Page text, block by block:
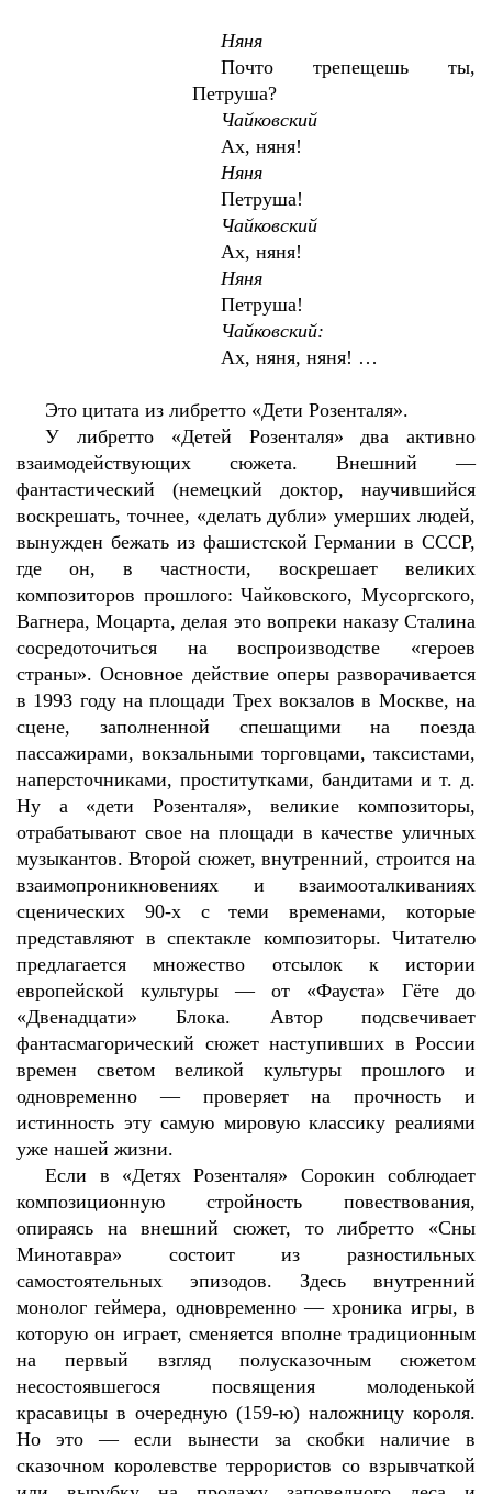
Няня
Почто трепещешь ты,
Петруша?
Чайковский
Ах, няня!
Няня
Петруша!
Чайковский
Ах, няня!
Няня
Петруша!
Чайковский:
Ах, няня, няня! …
Это цитата из либретто «Дети Розенталя».
У либретто «Детей Розенталя» два активно
взаимодействующих сюжета. Внешний —
фантастический (немецкий доктор, научившийся
воскрешать, точнее, «делать дубли» умерших людей,
вынужден бежать из фашистской Германии в СССР,
где он, в частности, воскрешает великих
композиторов прошлого: Чайковского, Мусоргского,
Вагнера, Моцарта, делая это вопреки наказу Сталина
сосредоточиться на воспроизводстве «героев
страны». Основное действие оперы разворачивается
в 1993 году на площади Трех вокзалов в Москве, на
сцене, заполненной спешащими на поезда
пассажирами, вокзальными торговцами, таксистами,
наперсточниками, проститутками, бандитами и т. д.
Ну а «дети Розенталя», великие композиторы,
отрабатывают свое на площади в качестве уличных
музыкантов. Второй сюжет, внутренний, строится на
взаимопроникновениях и взаимооталкиваниях
сценических 90-х с теми временами, которые
представляют в спектакле композиторы. Читателю
предлагается множество отсылок к истории
европейской культуры — от «Фауста» Гёте до
«Двенадцати» Блока. Автор подсвечивает
фантасмагорический сюжет наступивших в России
времен светом великой культуры прошлого и
одновременно — проверяет на прочность и
истинность эту самую мировую классику реалиями
уже нашей жизни.
Если в «Детях Розенталя» Сорокин соблюдает
композиционную стройность повествования,
опираясь на внешний сюжет, то либретто «Сны
Минотавра» состоит из разностильных
самостоятельных эпизодов. Здесь внутренний
монолог геймера, одновременно — хроника игры, в
которую он играет, сменяется вполне традиционным
на первый взгляд полусказочным сюжетом
несостоявшегося посвящения молоденькой
красавицы в очередную (159-ю) наложницу короля.
Но это — если вынести за скобки наличие в
сказочном королевстве террористов со взрывчаткой